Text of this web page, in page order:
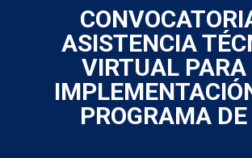
ASISTENCIA
VIRTUAL
PROGRAMA DE